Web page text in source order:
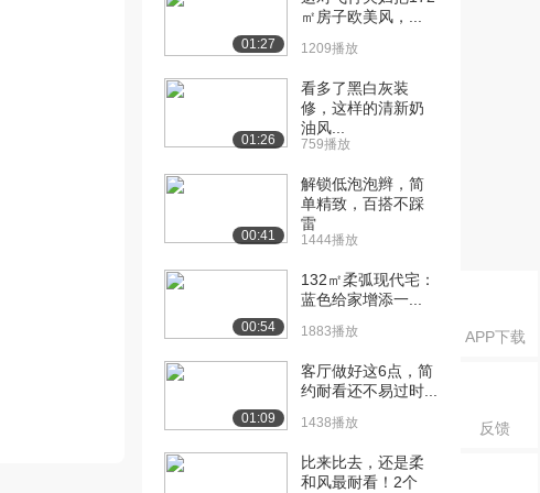
APP下载
反馈
01:27
㎡房子欧美风，...
1209播放
01:26
看多了黑白灰装
修，这样的清新奶
油风...
759播放
00:41
解锁低泡泡辫，简
单精致，百搭不踩
雷
1444播放
00:54
132㎡柔弧现代宅：
蓝色给家增添一...
1883播放
01:09
客厅做好这6点，简
约耐看还不易过时...
1438播放
比来比去，还是柔
和风最耐看！2个